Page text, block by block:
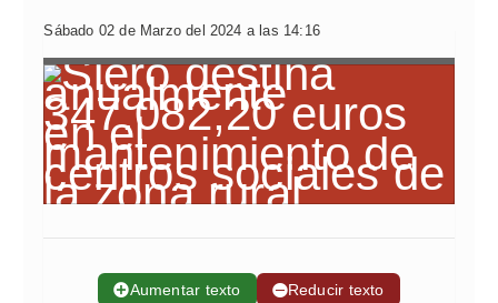
Sábado 02 de Marzo del 2024 a las 14:16
➕Aumentar texto ➖Reducir texto